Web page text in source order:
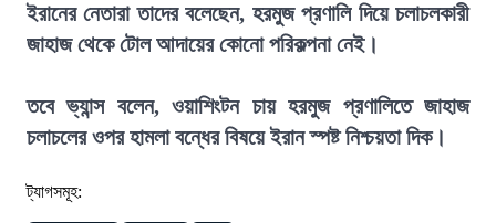
ইরানের নেতারা তাদের বলেছেন, হরমুজ প্রণালি দিয়ে চলাচলকারী
জাহাজ থেকে টোল আদায়ের কোনো পরিকল্পনা নেই।
তবে ভ্যান্স বলেন, ওয়াশিংটন চায় হরমুজ প্রণালিতে জাহাজ
চলাচলের ওপর হামলা বন্ধের বিষয়ে ইরান স্পষ্ট নিশ্চয়তা দিক।
ট্যাগসমূহ: